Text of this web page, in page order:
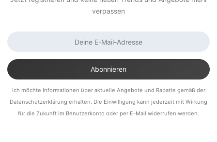
verpassen
Ich möchte Informationen über aktuelle Angebote und Rabatte gemäß der
Datenschutzerklärung erhalten. Die Einwilligung kann jederzeit mit Wirkung
für die Zukunft im Benutzerkonto oder per E-Mail widerrufen werden.